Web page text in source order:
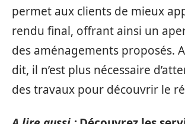
permet aux clients de mieux
rendu final, offrant ainsi un
des aménagements proposés.
dit, il n’est plus nécessaire
des travaux pour découvrir le